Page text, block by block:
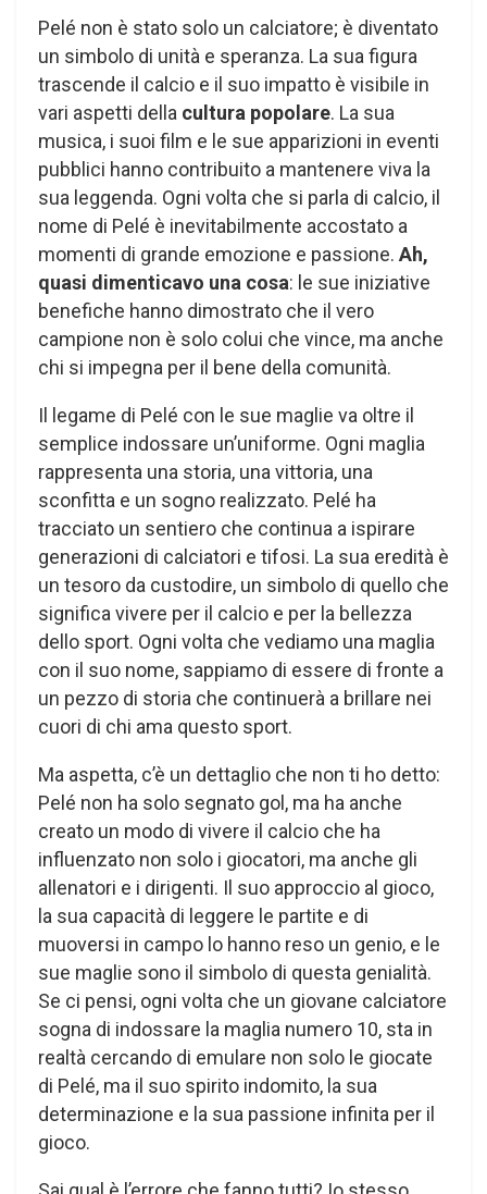
Pelé non è stato solo un calciatore; è diventato
un simbolo di unità e speranza. La sua figura
trascende il calcio e il suo impatto è visibile in
vari aspetti della cultura popolare. La sua
musica, i suoi film e le sue apparizioni in eventi
pubblici hanno contribuito a mantenere viva la
sua leggenda. Ogni volta che si parla di calcio, il
nome di Pelé è inevitabilmente accostato a
momenti di grande emozione e passione. Ah,
quasi dimenticavo una cosa: le sue iniziative
benefiche hanno dimostrato che il vero
campione non è solo colui che vince, ma anche
chi si impegna per il bene della comunità.
Il legame di Pelé con le sue maglie va oltre il
semplice indossare un’uniforme. Ogni maglia
rappresenta una storia, una vittoria, una
sconfitta e un sogno realizzato. Pelé ha
tracciato un sentiero che continua a ispirare
generazioni di calciatori e tifosi. La sua eredità è
un tesoro da custodire, un simbolo di quello che
significa vivere per il calcio e per la bellezza
dello sport. Ogni volta che vediamo una maglia
con il suo nome, sappiamo di essere di fronte a
un pezzo di storia che continuerà a brillare nei
cuori di chi ama questo sport.
Ma aspetta, c’è un dettaglio che non ti ho detto:
Pelé non ha solo segnato gol, ma ha anche
creato un modo di vivere il calcio che ha
influenzato non solo i giocatori, ma anche gli
allenatori e i dirigenti. Il suo approccio al gioco,
la sua capacità di leggere le partite e di
muoversi in campo lo hanno reso un genio, e le
sue maglie sono il simbolo di questa genialità.
Se ci pensi, ogni volta che un giovane calciatore
sogna di indossare la maglia numero 10, sta in
realtà cercando di emulare non solo le giocate
di Pelé, ma il suo spirito indomito, la sua
determinazione e la sua passione infinita per il
gioco.